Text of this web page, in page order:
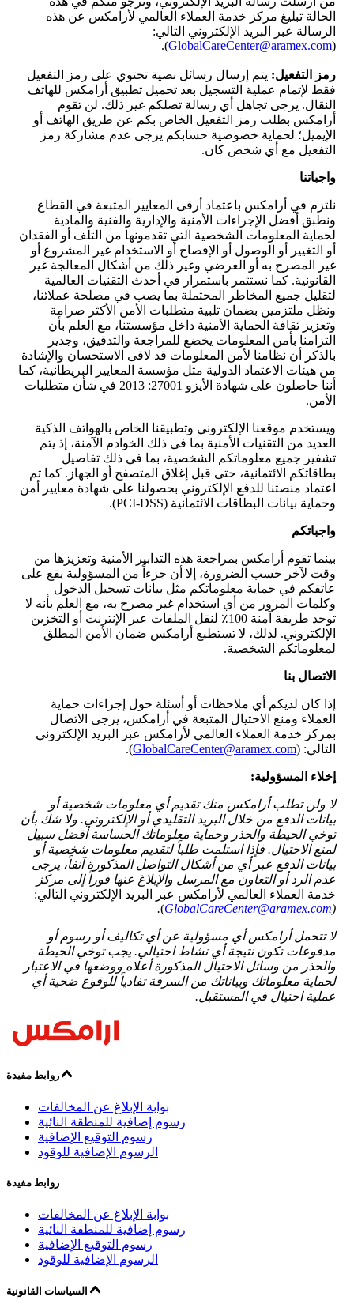
الحالة تبليغ مركز خدمة العملاء العالمي لأرامكس عن هذه
الرسالة عبر البريد الإلكتروني التالي:
(
GlobalCareCenter@aramex.com
).
رمز التفعيل: يتم إرسال رسائل نصية تحتوي على رمز التفعيل
فقط لإتمام عملية التسجيل بعد تحميل تطبيق أرامكس للهاتف
النقال. يرجى تجاهل أي رسالة تصلكم غير ذلك. لن تقوم
أرامكس بطلب رمز التفعيل الخاص بكم عن طريق الهاتف أو
الإيميل؛ لحماية خصوصية حسابكم يرجى عدم مشاركة رمز
التفعيل مع أي شخص كان.
واجباتنا
نلتزم في أرامكس باعتماد أرقى المعايير المتبعة في القطاع
ونطبق أفضل الإجراءات الأمنية والإدارية والفنية والمادية
لحماية المعلومات الشخصية التي تقدمونها من التلف أو الفقدان
أو التغيير أو الوصول أو الإفصاح أو الاستخدام غير المشروع أو
غير المصرح به أو العرضي وغير ذلك من أشكال المعالجة غير
القانونية. كما نستثمر باستمرار في أحدث التقنيات العالمية
لتقليل جميع المخاطر المحتملة بما يصب في مصلحة عملائنا،
ونظل ملتزمين بضمان تلبية متطلبات الأمن الأكثر صرامة
وتعزيز ثقافة الحماية الأمنية داخل مؤسستنا، مع العلم بأن
التزامنا بأمن المعلومات يخضع للمراجعة والتدقيق، وجدير
بالذكر أن نظامنا لأمن المعلومات قد لاقى الاستحسان والإشادة
من هيئات الاعتماد الدولية مثل مؤسسة المعايير البريطانية، كما
أننا حاصلون على شهادة الأيزو 27001: 2013 في شأن متطلبات
الأمن.
ويستخدم موقعنا الإلكتروني وتطبيقنا الخاص بالهواتف الذكية
العديد من التقنيات الأمنية بما في ذلك الخوادم الآمنة، إذ يتم
تشفير جميع معلوماتكم الشخصية، بما في ذلك تفاصيل
بطاقاتكم الائتمانية، حتى قبل إغلاق المتصفح أو الجهاز. كما تم
اعتماد منصتنا للدفع الإلكتروني بحصولنا على شهادة معايير أمن
وحماية بيانات البطاقات الائتمانية (PCI-DSS).
واجباتكم
بينما تقوم أرامكس بمراجعة هذه التدابير الأمنية وتعزيزها من
وقت لآخر حسب الضرورة، إلا أن جزءاً من المسؤولية يقع على
عاتقكم في حماية معلوماتكم مثل بيانات تسجيل الدخول
وكلمات المرور من أي استخدام غير مصرح به، مع العلم بأنه لا
توجد طريقة آمنة 100٪ لنقل الملفات عبر الإنترنت أو التخزين
الإلكتروني. لذلك، لا تستطيع أرامكس ضمان الأمن المطلق
لمعلوماتكم الشخصية.
الاتصال بنا
إذا كان لديكم أي ملاحظات أو أسئلة حول إجراءات حماية
العملاء ومنع الاحتيال المتبعة في أرامكس، يرجى الاتصال
بمركز خدمة العملاء العالمي لأرامكس عبر البريد الإلكتروني
التالي: (GlobalCareCenter@aramex.com
).
إخلاء المسؤولية:
لا ولن تطلب أرامكس منك تقديم أي معلومات شخصية أو
بيانات الدفع من خلال البريد التقليدي أو الإلكتروني. ولا شك بأن
توخي الحيطة والحذر وحماية معلوماتك الحساسة أفضل سبيل
لمنع الاحتيال. فإذا استلمت طلباً لتقديم معلومات شخصية أو
بيانات الدفع عبر أي من أشكال التواصل المذكورة آنفاً، يرجى
عدم الرد أو التعاون مع المرسل والإبلاغ عنها فوراً إلى مركز
خدمة العملاء العالمي لأرامكس عبر البريد الإلكتروني التالي:
(
GlobalCareCenter@aramex.com
)
.
لا تتحمل أرامكس أي مسؤولية عن أي تكاليف أو رسوم أو
مدفوعات تكون نتيجة أي نشاط احتيالي. يجب توخي الحيطة
والحذر من وسائل الاحتيال المذكورة أعلاه ووضعها في الاعتبار
لحماية معلوماتك وبياناتك من السرقة تفادياً للوقوع ضحية أي
عملية احتيال في المستقبل.
روابط مفيدة
بوابة الإبلاغ عن المخالفات
رسوم إضافية للمنطقة النائية
رسوم التوقيع الإضافية
الرسوم الإضافية للوقود
روابط مفيدة
بوابة الإبلاغ عن المخالفات
رسوم إضافية للمنطقة النائية
رسوم التوقيع الإضافية
الرسوم الإضافية للوقود
السياسات القانونية